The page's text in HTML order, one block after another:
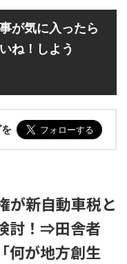
が気に入ったら
ね！しよう
が新自動車税と
討！⇒田舎者
何が地方創生